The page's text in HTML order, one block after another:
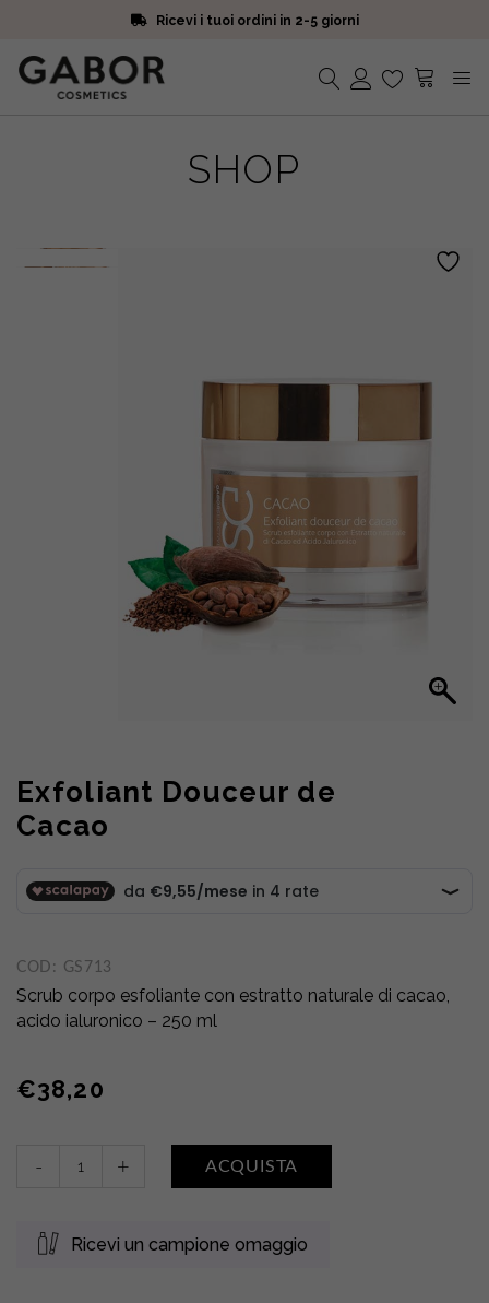
Ricevi i tuoi ordini in 2-5 giorni
Iscriviti alla Newsletter. 15% di sconto e spedizione gratuita
Ricevi i tuoi ordini in 2-5 giorni
SHOP
Exfoliant Douceur de
Cacao
COD: GS713
Scrub corpo esfoliante con estratto naturale di cacao,
acido ialuronico – 250 ml
€38,20
Cacao
quantity
- + ACQUISTA
Ricevi un campione omaggio